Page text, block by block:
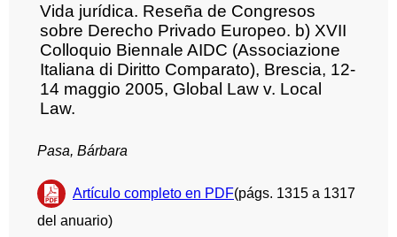
Vida jurídica. Reseña de Congresos
sobre Derecho Privado Europeo. b) XVII
Colloquio Biennale AIDC (Associazione
Italiana di Diritto Comparato), Brescia, 12-
14 maggio 2005, Global Law v. Local
Law.
Pasa, Bárbara
Artículo completo en PDF(págs. 1315 a 1317
del anuario)